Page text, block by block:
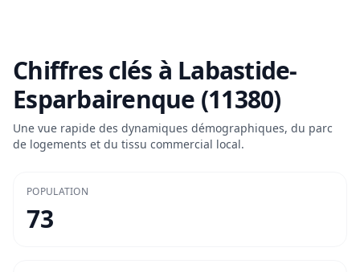
Chiffres clés à Labastide-
Esparbairenque (11380)
Une vue rapide des dynamiques démographiques, du parc
de logements et du tissu commercial local.
POPULATION
73